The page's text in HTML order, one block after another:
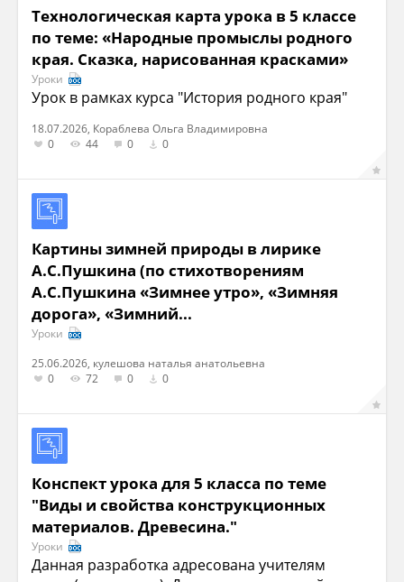
Технологическая карта урока в 5 классе
по теме: «Народные промыслы родного
края. Сказка, нарисованная красками»
Уроки
Урок в рамках курса "История родного края"
18.07.2026, Кораблева Ольга Владимировна
0
44 0 0
Картины зимней природы в лирике
А.С.Пушкина (по стихотворениям
А.С.Пушкина «Зимнее утро», «Зимняя
дорога», «Зимний...
Уроки
25.06.2026, кулешова наталья анатольевна
0
72 0 0
Конспект урока для 5 класса по теме
"Виды и свойства конструкционных
материалов. Древесина."
Уроки
Данная разработка адресована учителям